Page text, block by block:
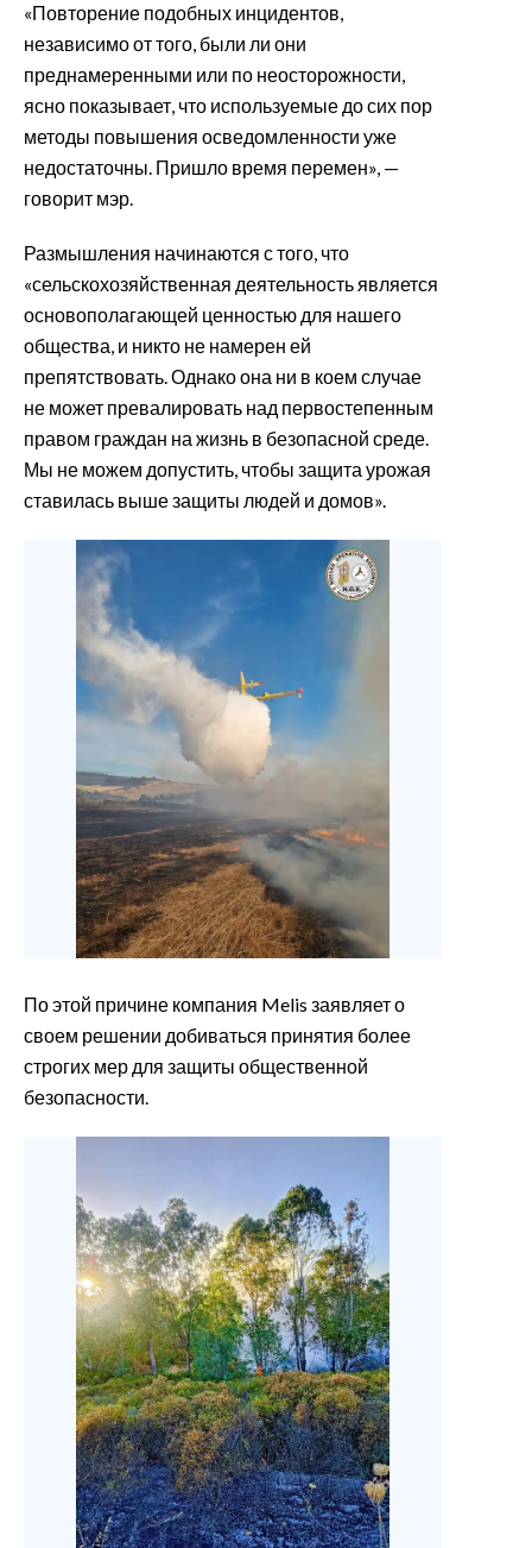
«Повторение подобных инцидентов,
независимо от того, были ли они
преднамеренными или по неосторожности,
ясно показывает, что используемые до сих пор
методы повышения осведомленности уже
недостаточны. Пришло время перемен», —
говорит мэр.
Размышления начинаются с того, что
«сельскохозяйственная деятельность является
основополагающей ценностью для нашего
общества, и никто не намерен ей
препятствовать. Однако она ни в коем случае
не может превалировать над первостепенным
правом граждан на жизнь в безопасной среде.
Мы не можем допустить, чтобы защита урожая
ставилась выше защиты людей и домов».
По этой причине компания Melis заявляет о
своем решении добиваться принятия более
строгих мер для защиты общественной
безопасности.